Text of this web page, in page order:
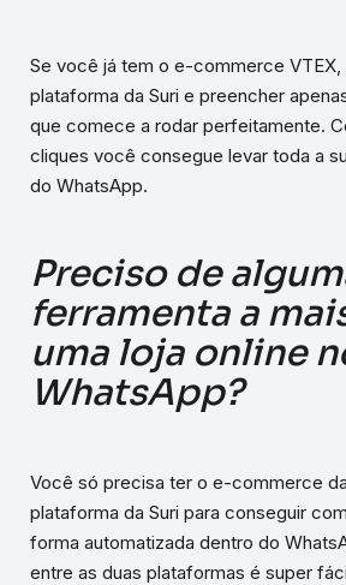
Se você já tem o e-commerce VTEX,
plataforma da Suri e preencher
que comece a rodar perfeitamente.
cliques você consegue levar toda a
do WhatsApp.
Preciso de
ferramenta a
uma loja online
WhatsApp?
Você só precisa ter o e-commerce
plataforma da Suri para conseguir
forma automatizada dentro do
entre as duas plataformas é super